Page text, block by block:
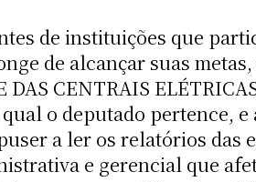
de instituições que
de alcançar suas
DAS CENTRAIS
o deputado pertence,
a ler os relatórios
e gerencial que